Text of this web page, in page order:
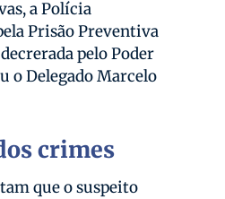
a Polícia
Prisão Preventiva
pelo Poder
o Delegado Marcelo
crimes
que o suspeito